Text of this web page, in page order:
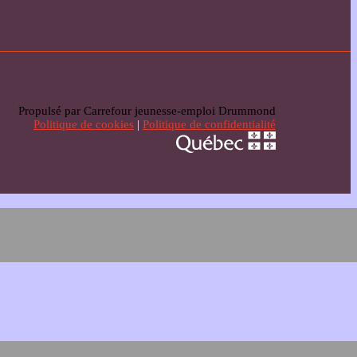
Propulsé par Carrefour jeunesse-emploi Drummond
Politique de cookies | Politique de confidentialité